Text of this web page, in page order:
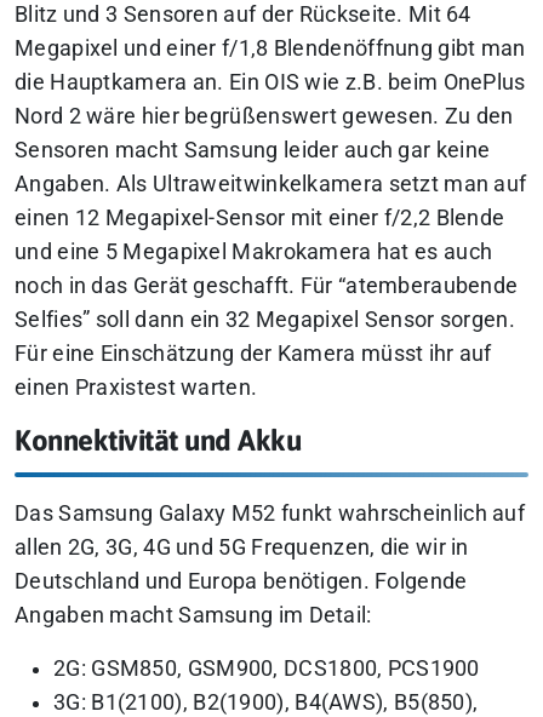
Blitz und 3 Sensoren auf der Rückseite. Mit 64
Megapixel und einer f/1,8 Blendenöffnung gibt man
die Hauptkamera an. Ein OIS wie z.B. beim OnePlus
Nord 2 wäre hier begrüßenswert gewesen. Zu den
Sensoren macht Samsung leider auch gar keine
Angaben. Als Ultraweitwinkelkamera setzt man auf
einen 12 Megapixel-Sensor mit einer f/2,2 Blende
und eine 5 Megapixel Makrokamera hat es auch
noch in das Gerät geschafft. Für “atemberaubende
Selfies” soll dann ein 32 Megapixel Sensor sorgen.
Für eine Einschätzung der Kamera müsst ihr auf
einen Praxistest warten.
Konnektivität und Akku
Das Samsung Galaxy M52 funkt wahrscheinlich auf
allen 2G, 3G, 4G und 5G Frequenzen, die wir in
Deutschland und Europa benötigen. Folgende
Angaben macht Samsung im Detail:
2G: GSM850, GSM900, DCS1800, PCS1900
3G: B1(2100), B2(1900), B4(AWS), B5(850),